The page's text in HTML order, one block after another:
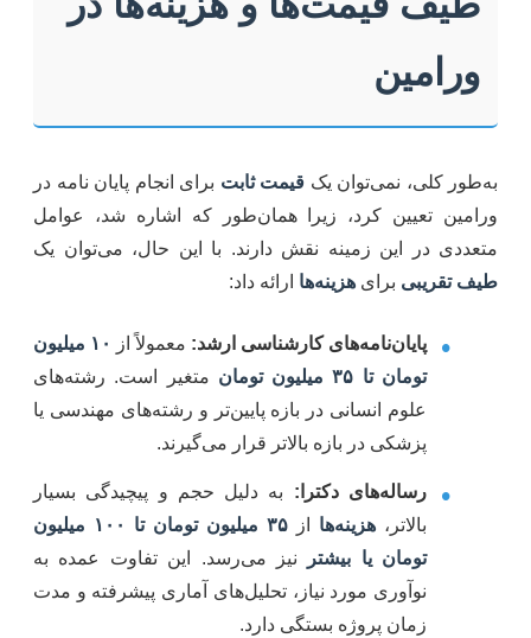
ورامین
به‌طور کلی، نمی‌توان یک قیمت ثابت برای انجام پایان نامه در
ورامین تعیین کرد، زیرا همان‌طور که اشاره شد، عوامل
متعددی در این زمینه نقش دارند. با این حال، می‌توان یک
طیف تقریبی برای هزینه‌ها ارائه داد:
• پایان‌نامه‌های کارشناسی ارشد: معمولاً از
۱۰ میلیون
تومان تا ۳۵ میلیون تومان
متغیر است. رشته‌های
علوم انسانی در بازه پایین‌تر و رشته‌های مهندسی یا
پزشکی در بازه بالاتر قرار می‌گیرند.
• رساله‌های دکترا: به دلیل حجم و پیچیدگی بسیار
بالاتر، هزینه‌ها از
۳۵ میلیون تومان تا ۱۰۰ میلیون
تومان یا بیشتر
نیز می‌رسد. این تفاوت عمده به
نوآوری مورد نیاز، تحلیل‌های آماری پیشرفته و مدت
زمان پروژه بستگی دارد.